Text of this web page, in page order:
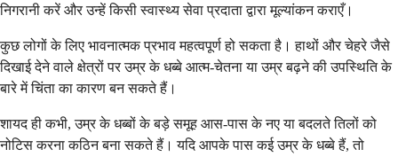
निगरानी करें और उन्हें किसी स्वास्थ्य सेवा प्रदाता द्वारा मूल्यांकन कराएँ।
कुछ लोगों के लिए भावनात्मक प्रभाव महत्वपूर्ण हो सकता है। हाथों और चेहरे जैसे
दिखाई देने वाले क्षेत्रों पर उम्र के धब्बे आत्म-चेतना या उम्र बढ़ने की उपस्थिति के
बारे में चिंता का कारण बन सकते हैं।
शायद ही कभी, उम्र के धब्बों के बड़े समूह आस-पास के नए या बदलते तिलों को
नोटिस करना कठिन बना सकते हैं। यदि आपके पास कई उम्र के धब्बे हैं, तो